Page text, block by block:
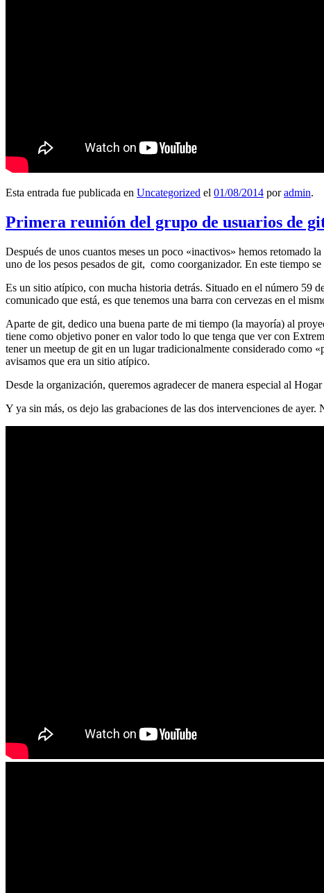
Esta entrada fue publicada en Uncategorized el 01/08/2014 poradmin.
Primera reunión del grupo de usuarios de
Después de unos cuantos meses un poco «inactivos» hemos retomado
uno de los pesos pesados de git, como coorganizador. En este tiempo
Es un sitio atípico, con mucha historia detrás. Situado en el número 59
comunicado que está, es que tenemos una barra con cervezas en el
Aparte de git, dedico una buena parte de mi tiempo (la mayoría) al
tiene como objetivo poner en valor todo lo que tenga que ver con
tener un meetup de git en un lugar tradicionalmente considerado como
avisamos que era un sitio atípico.
Desde la organización, queremos agradecer de manera especial al
Y ya sin más, os dejo las grabaciones de las dos intervenciones de ayer.